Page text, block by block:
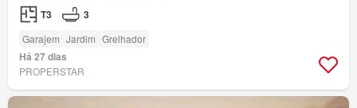
T3 3
Garajem Jardim Grelhador
Há 27 dias
PROPERSTAR